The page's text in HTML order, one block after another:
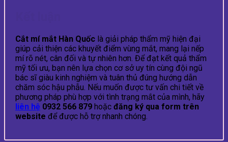
Cắt mí mắt Hàn Quốc là giải pháp thẩm mỹ hiện đại
giúp cải thiện các khuyết điểm vùng mắt, mang lại nếp
mí rõ nét, cân đối và tự nhiên hơn. Để đạt kết quả thẩm
mỹ tối ưu, bạn nên lựa chọn cơ sở uy tín cùng đội ngũ
bác sĩ giàu kinh nghiệm và tuân thủ đúng hướng dẫn
chăm sóc hậu phẫu. Nếu muốn được tư vấn chi tiết về
phương pháp phù hợp với tình trạng mắt của mình, hãy
liên hệ 0932 566 879 hoặc đăng ký qua form trên
website để được hỗ trợ nhanh chóng.